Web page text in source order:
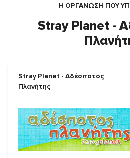
Η ΟΡΓΆΝΩΣΗ ΠΟΥ
Stray Planet -
Stray Planet - Αδέσποτος
Πλανήτης